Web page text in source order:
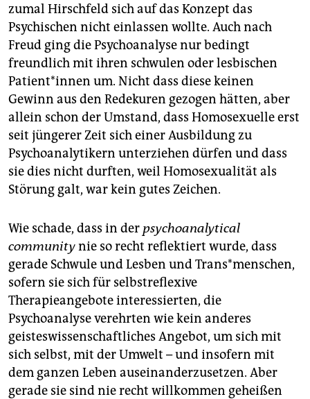
zumal Hirschfeld sich auf das Konzept das
Psychischen nicht einlassen wollte. Auch nach
Freud ging die Psychoanalyse nur bedingt
freundlich mit ihren schwulen oder lesbischen
Patient*innen um. Nicht dass diese keinen
Gewinn aus den Redekuren gezogen hätten, aber
allein schon der Umstand, dass Homosexuelle erst
seit jüngerer Zeit sich einer Ausbildung zu
Psychoanalytikern unterziehen dürfen und dass
sie dies nicht durften, weil Homosexualität als
Störung galt, war kein gutes Zeichen.
Wie schade, dass in der psychoanalytical
communitynie so recht reflektiert wurde, dass
gerade Schwule und Lesben und Trans*menschen,
sofern sie sich für selbstreflexive
Therapieangebote interessierten, die
Psychoanalyse verehrten wie kein anderes
geisteswissenschaftliches Angebot, um sich mit
sich selbst, mit der Umwelt – und insofern mit
dem ganzen Leben auseinanderzusetzen. Aber
gerade sie sind nie recht willkommen geheißen